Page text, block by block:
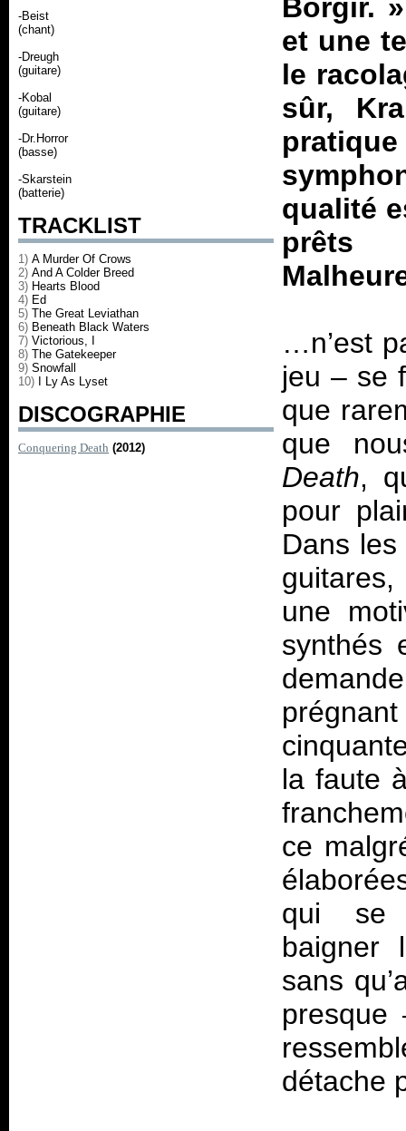
-Beist
(chant)
-Dreugh
(guitare)
-Kobal
(guitare)
-Dr.Horror
(basse)
-Skarstein
(batterie)
TRACKLIST
1) A Murder Of Crows
2) And A Colder Breed
3) Hearts Blood
4) Ed
5) The Great Leviathan
6) Beneath Black Waters
7) Victorious, I
8) The Gatekeeper
9) Snowfall
10) I Ly As Lyset
DISCOGRAPHIE
Conquering Death (2012)
Borgir.
et une
le
sûr,
qualité
…n’est
jeu – se
que
que
Death,
pour
Dans
une
synthés
la faute
ce
qui se
baigner
sans
presque
détache